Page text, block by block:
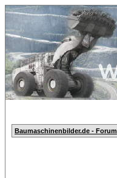
Baumaschinenbilder.de - Forum